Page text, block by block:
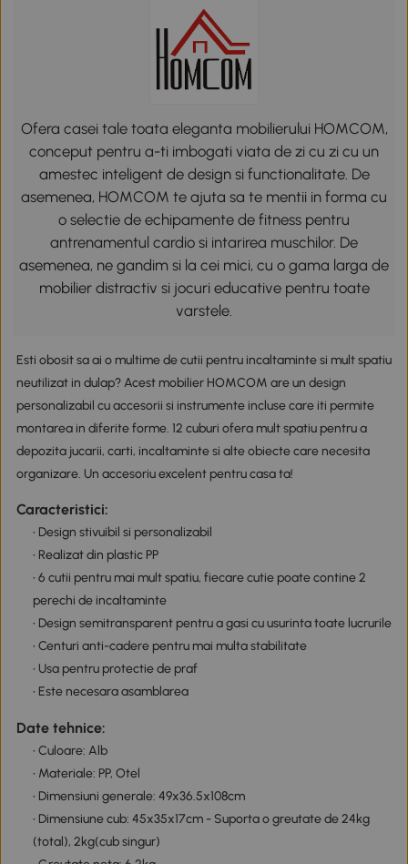
Ofera casei tale toata eleganta mobilierului HOMCOM,
conceput pentru a-ti imbogati viata de zi cu zi cu un
amestec inteligent de design si functionalitate. De
asemenea, HOMCOM te ajuta sa te mentii in forma cu
o selectie de echipamente de fitness pentru
antrenamentul cardio si intarirea muschilor. De
asemenea, ne gandim si la cei mici, cu o gama larga de
mobilier distractiv si jocuri educative pentru toate
varstele.
Esti obosit sa ai o multime de cutii pentru incaltaminte si mult spatiu
neutilizat in dulap? Acest mobilier HOMCOM are un design
personalizabil cu accesorii si instrumente incluse care iti permite
montarea in diferite forme. 12 cuburi ofera mult spatiu pentru a
depozita jucarii, carti, incaltaminte si alte obiecte care necesita
organizare. Un accesoriu excelent pentru casa ta!
Caracteristici:
• Design stivuibil si personalizabil
• Realizat din plastic PP
• 6 cutii pentru mai mult spatiu, fiecare cutie poate contine 2
perechi de incaltaminte
• Design semitransparent pentru a gasi cu usurinta toate lucrurile
• Centuri anti-cadere pentru mai multa stabilitate
• Usa pentru protectie de praf
• Este necesara asamblarea
Date tehnice:
• Culoare: Alb
• Materiale: PP, Otel
• Dimensiuni generale: 49x36.5x108cm
• Dimensiune cub: 45x35x17cm - Suporta o greutate de 24kg
(total), 2kg(cub singur)